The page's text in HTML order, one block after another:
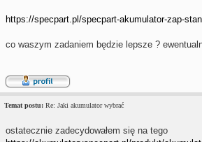
https://specpart.pl/specpart-akumulator-zap-
co waszym zadaniem będzie lepsze ?
Temat postu: Re: Jaki akumulator wybrać
ostatecznie zadecydowałem się na tego